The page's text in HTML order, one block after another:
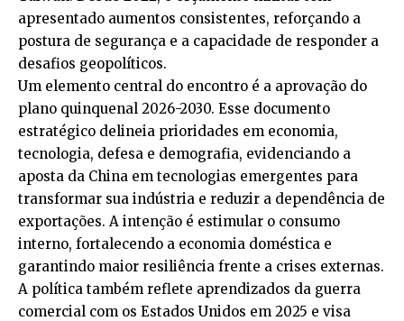
apresentado aumentos consistentes, reforçando a
postura de segurança e a capacidade de responder a
desafios geopolíticos.
Um elemento central do encontro é a aprovação do
plano quinquenal 2026-2030. Esse documento
estratégico delineia prioridades em economia,
tecnologia, defesa e demografia, evidenciando a
aposta da China em tecnologias emergentes para
transformar sua indústria e reduzir a dependência de
exportações. A intenção é estimular o consumo
interno, fortalecendo a economia doméstica e
garantindo maior resiliência frente a crises externas.
A política também reflete aprendizados da guerra
comercial com os Estados Unidos em 2025 e visa